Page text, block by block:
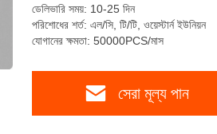
ডেলিভারি সময়: 10-25 দিন
পরিশোধের শর্ত: এল/সি, টি/টি, ওয়েস্টার্ন ইউনিয়ন
যোগানের ক্ষমতা: 50000PCS/মাস
সেরা মূল্য পান